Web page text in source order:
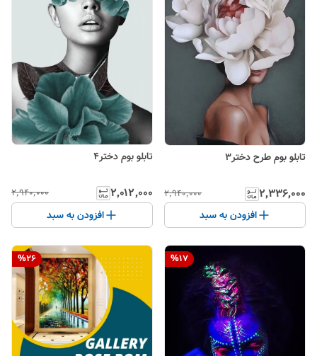
تابلو بوم طرح دختر۳
۲٬۳۳۶٬۰۰۰ ۲٬۹۴۰٬۰۰۰
افزودن به سبد
تابلو بوم دختر۴
۲٬۰۱۲٬۰۰۰ ۲٬۹۴۰٬۰۰۰
افزودن به سبد
%17
%26